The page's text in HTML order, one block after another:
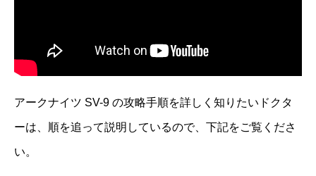
アークナイツ SV-9 の攻略手順を詳しく知りたいドクタ
ーは、順を追って説明しているので、下記をご覧くださ
い。